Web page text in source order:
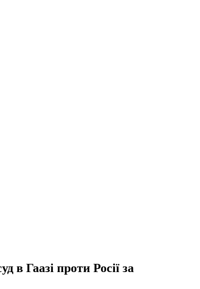
в Гаазі проти Росії за